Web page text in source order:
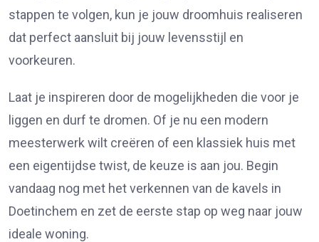
stappen te volgen, kun je jouw droomhuis realiseren
dat perfect aansluit bij jouw levensstijl en
voorkeuren.
Laat je inspireren door de mogelijkheden die voor je
liggen en durf te dromen. Of je nu een modern
meesterwerk wilt creëren of een klassiek huis met
een eigentijdse twist, de keuze is aan jou. Begin
vandaag nog met het verkennen van de kavels in
Doetinchem en zet de eerste stap op weg naar jouw
ideale woning.